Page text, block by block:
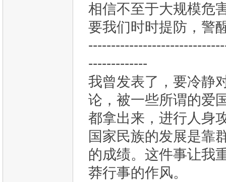
相信不至于大规模危
要我们时时提防，警
-------------
我曾发表了，要冷静
论，被一些所谓的爱
都拿出来，进行人身
国家民族的发展是靠
的成绩。这件事让我
莽行事的作风。